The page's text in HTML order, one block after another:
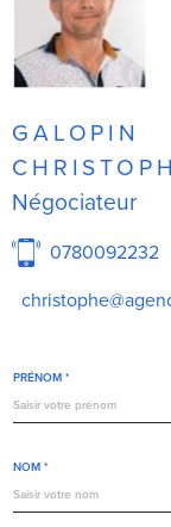
GALOPIN
Négociateur
0780092232
PRÉNOM *
NOM *